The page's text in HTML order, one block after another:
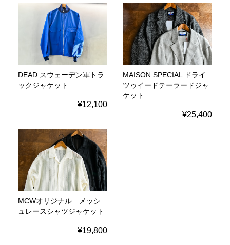
DEAD スウェーデン軍トラ
ックジャケット
¥12,100
MAISON SPECIAL ドライ
ツゥイードテーラードジャ
ケット
¥25,400
MCWオリジナル メッシ
ュレースシャツジャケット
¥19,800